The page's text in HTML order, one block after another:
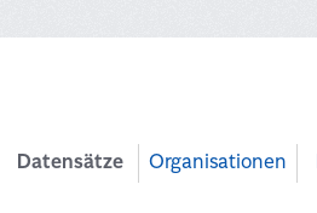
Datensätze Organisationen